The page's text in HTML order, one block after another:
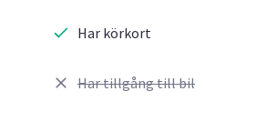
Har körkort
Har tillgång till bil